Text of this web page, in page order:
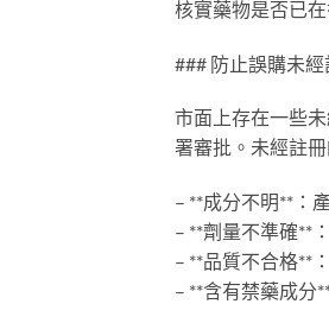
核實藥物是否已
### 防止誤購未
市面上存在一些
署審批。未經註
– **成分不明**：
– **劑量不準確**
– **品質不合格**
– **含有禁藥成分